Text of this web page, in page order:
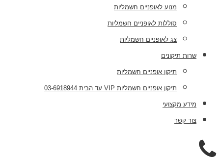
מנוע לאופניים חשמליות
סוללות לאופניים חשמליות
צג לאופניים חשמליות
שרות תיקונים
תיקון אופניים חשמליות
תיקון אופניים חשמליות VIP עד הבית 03-6918944
מידע מקצועי
צור קשר